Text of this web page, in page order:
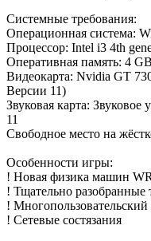
Системные требования:
Операционная система:
Процессор: Intel i3 4th
Оперативная память: 4
Видеокарта: Nvidia GT
Версии 11)
Звуковая карта:
11
Свободное место на
Особенности игры:
! Новая физика машин
! Тщательно разобранные
!
! Сетевые состязания